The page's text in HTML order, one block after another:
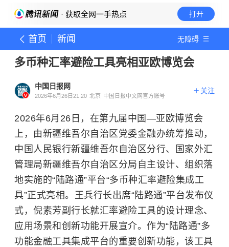
· 获取全网一手热点 打开
首页 新闻 无障碍
多币种汇率避险工具亮相亚欧博览会
中国日报网
2026年6月26日21:20 北京 中国日报中文网官方账号
关注
2026年6月26日，在第九届中国—亚欧博览会
上，由新疆维吾尔自治区党委金融办统筹推动，
中国人民银行新疆维吾尔自治区分行、国家外汇
管理局新疆维吾尔自治区分局自主设计、组织落
地实施的“陆路通”平台“多币种汇率避险集成工
具”正式亮相。王兵行长出席“陆路通”平台发布仪
式，倪素芳副行长就汇率避险工具的设计理念、
应用场景和创新功能开展宣介。作为“陆路通”多
功能金融工具集成平台的重要创新功能，该工具